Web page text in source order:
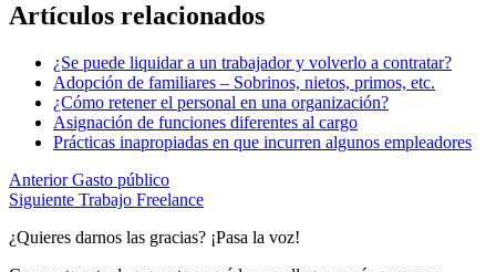
Artículos relacionados
¿Se puede liquidar a un trabajador y volverlo a contratar?
Adopción de familiares – Sobrinos, nietos, primos, etc.
¿Cómo retener el personal en una organización?
Asignación de funciones diferentes al cargo
Prácticas inapropiadas en que incurren algunos empleadores
Anterior Gasto público
Siguiente Trabajo Freelance
¿Quieres darnos las gracias? ¡Pasa la voz!